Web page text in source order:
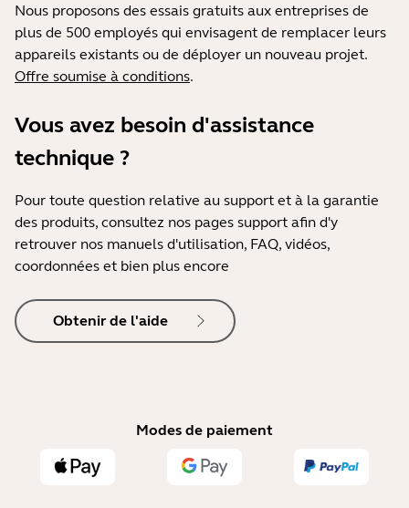
Nous proposons des essais gratuits aux entreprises de
plus de 500 employés qui envisagent de remplacer leurs
appareils existants ou de déployer un nouveau projet.
Offre soumise à conditions.
Vous avez besoin d'assistance
technique ?
Pour toute question relative au support et à la garantie
des produits, consultez nos pages support afin d'y
retrouver nos manuels d'utilisation, FAQ, vidéos,
coordonnées et bien plus encore
Obtenir de l'aide
Modes de paiement